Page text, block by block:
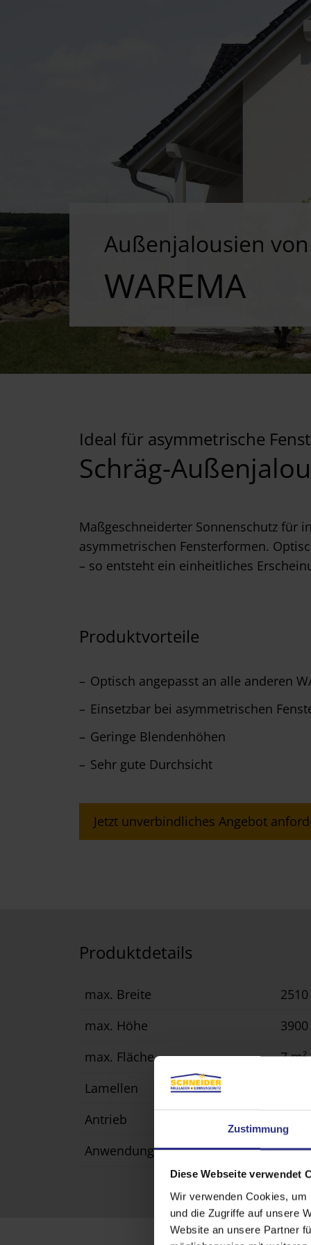
Zustimmung
Diese Webseite verwendet
Wir verwenden Cookies,
und die Zugriffe auf unsere
Website an unsere Partner
Außenjalousien von
WAREMA
Ideal für asymmetrische
Schräg-
Maßgeschneiderter Sonnenschutz für
asymmetrischen Fensterformen.
– so entsteht ein einheitliches
Produktvorteile
Optisch angepasst an alle anderen
Einsetzbar bei asymmetrischen
Geringe Blendenhöhen
Sehr gute Durchsicht
Jetzt unverbindliches Angebot
Produktdetails
max. Breite
max. Höhe
max. Fläche
7 m²
Lamellen
Antrieb
Anwendungsbereich
in